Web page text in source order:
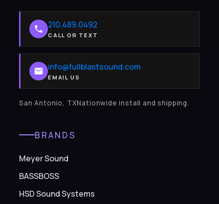
210.489.0492
CALL OR TEXT
info@fullblastsound.com
EMAIL US
San Antonio, TXNationwide install and shipping.
BRANDS
Meyer Sound
BASSBOSS
HSD Sound Systems